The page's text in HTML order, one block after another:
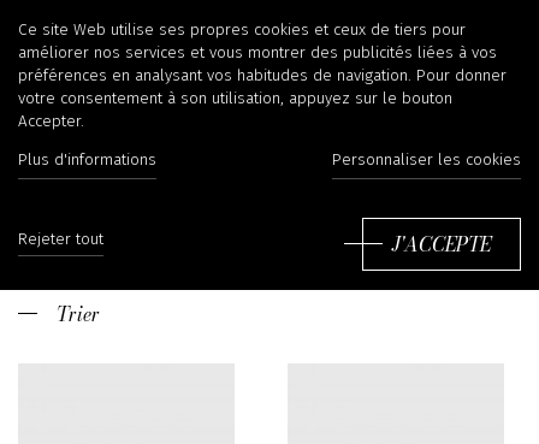
Balenciaga
Balenciaga Eizaguirre, né à Getaria, Espagne en 1895.
Balenciaga est unanimement reconnu comme l’un
des meilleurs couturiers jusqu'à aujourd'hui.
Débutant sa carrière avant la Seconde Guerre
mondiale, c'est à partir des années 50 qu'il
Ce site Web utilise ses propres cookies et ceux de tiers pour
améliorer nos services et vous montrer des publicités liées à vos
préférences en analysant vos habitudes de navigation. Pour donner
votre consentement à son utilisation, appuyez sur le bouton
Accepter.
Plus d'informations Personnaliser les cookies
Rejeter tout J'ACCEPTE